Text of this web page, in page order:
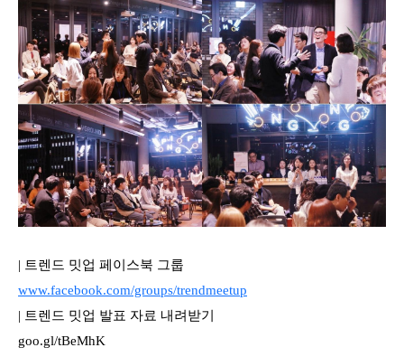
| 트렌드 밋업 페이스북 그룹
www.facebook.com/groups/trendmeetup
| 트렌드 밋업 발표 자료 내려받기
goo.gl/tBeMhK